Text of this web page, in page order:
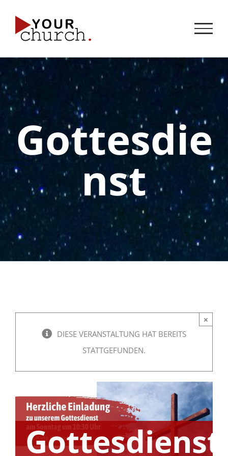
springen
Gottesdie
nst
×
DIESE VERANSTALTUNG HAT BEREITS
STATTGEFUNDEN.
Gottesdienst